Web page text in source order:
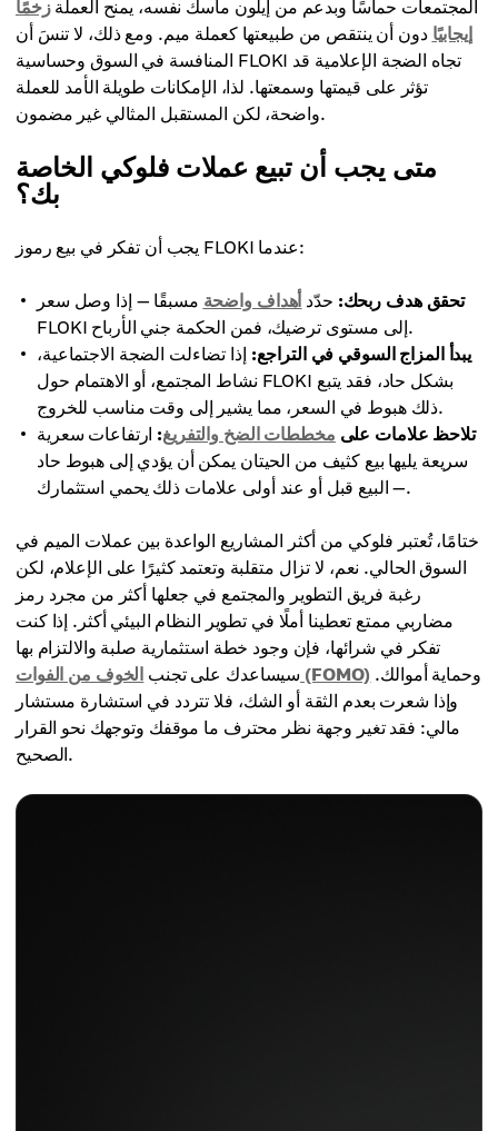
المجتمعات حماسًا وبدعم من إيلون ماسك نفسه، يمنح العملةزخمًا
إيجابيًا دون أن ينتقص من طبيعتها كعملة ميم. ومع ذلك، لا تنسَ أن
المنافسة في السوق وحساسية FLOKI تجاه الضجة الإعلامية قد
تؤثر على قيمتها وسمعتها. لذا، الإمكانات طويلة الأمد للعملة
واضحة، لكن المستقبل المثالي غير مضمون.
متى يجب أن تبيع عملات فلوكي الخاصة
بك؟
يجب أن تفكر في بيع رموز FLOKI عندما:
تحقق هدف ربحك: حدّد أهداف واضحة مسبقًا — إذا وصل سعر
FLOKI إلى مستوى ترضيك، فمن الحكمة جني الأرباح.
يبدأ المزاج السوقي في التراجع: إذا تضاءلت الضجة الاجتماعية،
نشاط المجتمع، أو الاهتمام حول FLOKI بشكل حاد، فقد يتبع
ذلك هبوط في السعر، مما يشير إلى وقت مناسب للخروج.
تلاحظ علامات على مخططات الضخ والتفريغ: ارتفاعات سعرية
سريعة يليها بيع كثيف من الحيتان يمكن أن يؤدي إلى هبوط حاد
— البيع قبل أو عند أولى علامات ذلك يحمي استثمارك.
ختامًا، تُعتبر فلوكي من أكثر المشاريع الواعدة بين عملات الميم في
السوق الحالي. نعم، لا تزال متقلبة وتعتمد كثيرًا على الإعلام، لكن
رغبة فريق التطوير والمجتمع في جعلها أكثر من مجرد رمز
مضاربي ممتع تعطينا أملًا في تطوير النظام البيئي أكثر. إذا كنت
تفكر في شرائها، فإن وجود خطة استثمارية صلبة والالتزام بها
سيساعدك على تجنب الخوف من الفوات (FOMO)
وإذا شعرت بعدم الثقة أو الشك، فلا تتردد في استشارة مستشار
مالي: فقد تغير وجهة نظر محترف ما موقفك وتوجهك نحو القرار
الصحيح.